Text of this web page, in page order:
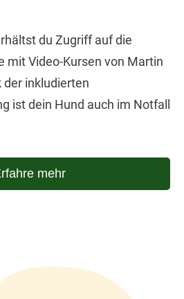
du Zugriff auf die
mit Video-Kursen von Martin
der inkludierten
ist dein Hund auch im Notfall
mehr